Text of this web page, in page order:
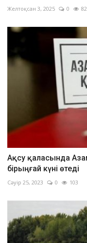
Желтоқсан 3, 2025 0 82
Ақсу қаласында
бірыңғай күні өтеді
Сәуір 25, 2023 0 103